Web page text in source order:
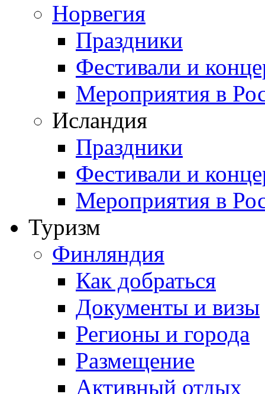
Норвегия
Праздники
Фестивали и
Мероприятия в
Исландия
Праздники
Фестивали и
Мероприятия в
Туризм
Финляндия
Как добраться
Документы и визы
Регионы и города
Размещение
Активный отдых